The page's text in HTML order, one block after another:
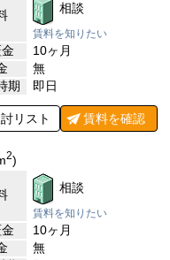
相談
賃料を知りたい
10ヶ月
無
期
即日
リスト 賃料を確認
2)
相談
賃料を知りたい
10ヶ月
無